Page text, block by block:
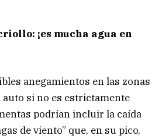
¡es mucha agua en
anegamientos en las zonas
auto si no es estrictamente
podrían incluir la caída
de viento” que, en su pico,